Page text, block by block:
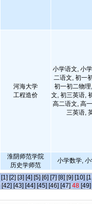
河海大学
工程造价
小学语文, 小
二语文, 初一
初一初二物
文, 初三英语,
高二语文, 高
三英语,
淮阴师范学院
历史学师范
小学数学,
[1] [2] [3] [4] [5] [6] [7] [8] [9] [10]
[42] [43] [44] [45] [46] [47] 48 [49]